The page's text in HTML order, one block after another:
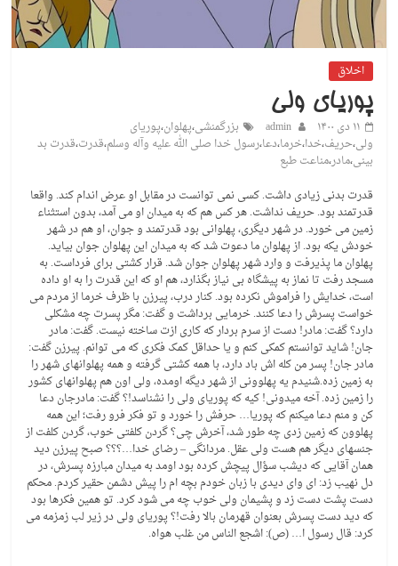
اخلاق
پوریای ولی
۱۱ دی ۱۴۰۰ admin بزرگمنشی،پهلوان،پوریای
ولی،حریف،خدا،خرما،دعا،رسول خدا صلی الله علیه وآله وسلم،قدرت،قدرت بد
بینی،مادر،مناعت طبع
قدرت بدنی زیادی داشت. کسی نمی توانست در مقابل او عرض اندام کند. واقعا
قدرتمند بود. حریف نداشت. هر کس هم که به میدان او می آمد، بدون استثناء
زمین می خورد. در شهر دیگری، پهلوانی بود قدرتمند و جوان، او هم در شهر
خودش یکه بود. از پهلوان ما دعوت شد که به میدان این پهلوان جوان بیاید.
پهلوان ما پذیرفت و وارد شهر پهلوان جوان شد. قرار کشتی برای فرداست. به
مسجد رفت تا نماز به پیشگاه بی نیاز بگذارد، هم او که این قدرت را به او داده
است، خدایش را فراموش نکرده بود. کنار درب، پیرزن با ظرف خرما از مردم می
خواست پسرش را دعا کنند. خرمایی برداشت و گفت: مگر پسرت چه مشکلی
دارد؟ گفت: مادر! دست از سرم بردار که کاری ازت ساخته نیست. گفت: مادر
جان! شاید توانستم کمکی کنم و یا حداقل کمک فکری که می توانم. پیرزن گفت:
مادر جان! پسر من کله اش باد دارد، با همه کشتی گرفته و همه پهلوانهای شهر را
به زمین زده.شنیدم یه پهلوونی از شهر دیگه اومده، ولی اون هم پهلوانهای کشور
را زمین زده. آخه میدونی! کیه که پوریای ولی را نشناسد!؟ گفت: مادرجان دعا
کن و منم دعا میکنم که پوریا… حرفش را خورد و تو فکر فرو رفت؛ این همه
پهلوون که زمین زدی چه طور شد، آخرش چی؟ گردن کلفتی خوب، گردن کلفت از
جنسهای دیگر هم هست ولی عقل. مردانگی – رضای خدا…؟؟؟ صبح پیرزن دید
همان آقایی که دیشب سؤال پیچش کرده بود اومد به میدان مبارزه پسرش، در
دل نهیب زد: ای وای دیدی با زبان خودم بچه ام را پیش دشمن حقیر کردم. محکم
دست پشت دست زد و پشیمان ولی خوب چه می شود کرد. تو همین فکرها بود
که دید دست پسرش بعنوان قهرمان بالا رفت!؟ پوریای ولی در زیر لب زمزمه می
کرد: قال رسول ا… (ص): اشجع الناس من غلب هواه.